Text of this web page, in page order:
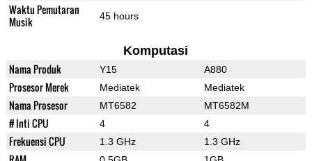
Waktu Pemutaran
Musik
45 hours
Komputasi
Nama Produk Y15 A880
Prosesor Merek Mediatek Mediatek
Nama Prosesor MT6582 MT6582M
# Inti CPU 4 4
Frekuensi CPU 1.3 GHz 1.3 GHz